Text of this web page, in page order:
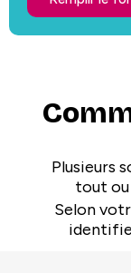
Plusieurs
tout
Selon